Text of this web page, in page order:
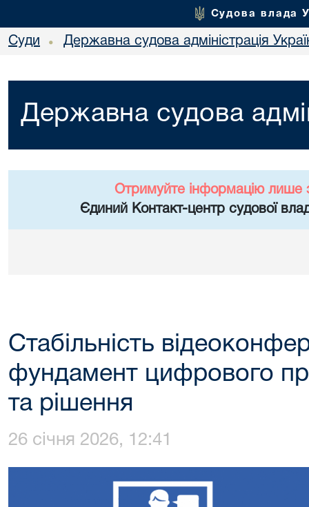
Судова влада
Суди • Державна судова адміністрація
Державна судова
Отримуйте інформацію лише
Єдиний Контакт-центр судової
Стабільність
фундамент цифрового
та рішення
26 січня 2026, 12:41